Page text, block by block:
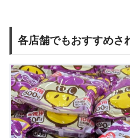
各店舗でもおすすめさ